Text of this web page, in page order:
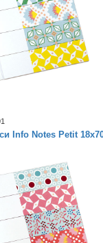
Info Notes Petit